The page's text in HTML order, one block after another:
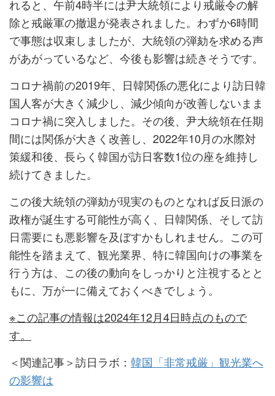
れると、午前4時半には尹大統領により戒厳令の解
除と戒厳軍の撤退が発表されました。わずか6時間
で事態は収束しましたが、大統領の弾劾を求める声
があがっているなど、今後も影響は続きそうです。
コロナ禍前の2019年、日韓関係の悪化により訪日韓
国人客が大きく減少し、減少傾向が改善しないまま
コロナ禍に突入しました。その後、尹大統領在任期
間には関係が大きく改善し、2022年10月の水際対
策緩和後、長らく韓国が訪日客数1位の座を維持し
続けてきました。
この後大統領の弾劾が現実のものとなれば反日派の
政権が誕生する可能性が高く、日韓関係、そして訪
日需要にも悪影響を及ぼすかもしれません。この可
能性を踏まえて、観光業界、特に韓国向けの事業を
行う方は、この後の動向をしっかりと注視するとと
もに、万が一に備えておくべきでしょう。
※この記事の情報は2024年12月4日時点のもので
す。
＜関連記事＞訪日ラボ： 韓国「非常戒厳」観光業へ
の影響は